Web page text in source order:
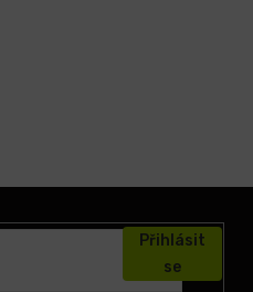
Přihlásit
se